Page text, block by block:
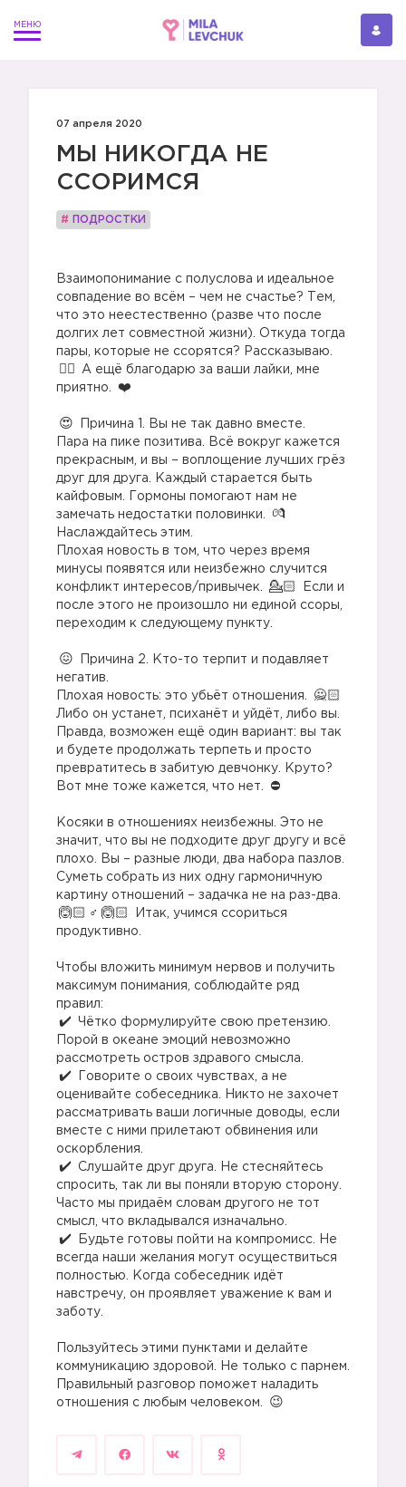
07 апреля 2020
МЫ НИКОГДА НЕ
ССОРИМСЯ
# ПОДРОСТКИ
Взаимопонимание с полуслова и идеальное
совпадение во всём – чем не счастье? Тем,
что это неестественно (разве что после
долгих лет совместной жизни). Откуда тогда
пары, которые не ссорятся? Рассказываю.
👇🏻
А ещё благодарю за ваши лайки, мне
приятно.
😍
Причина 1. Вы не так давно вместе.
Пара на пике позитива. Всё вокруг кажется
прекрасным, и вы – воплощение лучших грёз
друг для друга. Каждый старается быть
кайфовым. Гормоны помогают нам не
замечать недостатки половинки.
Наслаждайтесь этим.
Плохая новость в том, что через время
минусы появятся или неизбежно случится
конфликт интересов/привычек.
Если и
после этого не произошло ни единой ссоры,
переходим к следующему пункту.
Причина 2. Кто-то терпит и подавляет
негатив.⠀
Плохая новость: это убьёт отношения.
Либо он устанет, психанёт и уйдёт, либо вы.
Правда, возможен ещё один вариант: вы так
и будете продолжать терпеть и просто
превратитесь в забитую девчонку. Круто?
Вот мне тоже кажется, что нет.
Косяки в отношениях неизбежны. Это не
значит, что вы не подходите друг другу и всё
плохо. Вы – разные люди, два набора пазлов.
Суметь собрать из них одну гармоничную
картину отношений – задачка не на раз-два.
‍♂
Итак, учимся ссориться
продуктивно.
Чтобы вложить минимум нервов и получить
максимум понимания, соблюдайте ряд
правил:⠀
Чётко формулируйте свою претензию.
Порой в океане эмоций невозможно
рассмотреть остров здравого смысла.⠀
Говорите о своих чувствах, а не
оценивайте собеседника. Никто не захочет
рассматривать ваши логичные доводы, если
вместе с ними прилетают обвинения или
оскорбления.⠀
Слушайте друг друга. Не стесняйтесь
спросить, так ли вы поняли вторую сторону.
Часто мы придаём словам другого не тот
смысл, что вкладывался изначально.⠀
Будьте готовы пойти на компромисс. Не
всегда наши желания могут осуществиться
полностью. Когда собеседник идёт
навстречу, он проявляет уважение к вам и
заботу.
Пользуйтесь этими пунктами и делайте
коммуникацию здоровой. Не только с парнем.
Правильный разговор поможет наладить
отношения с любым человеком.